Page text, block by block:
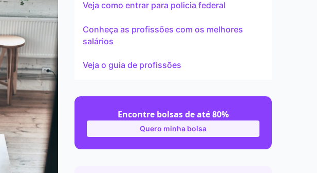
Veja como entrar para policia federal
Conheça as profissões com os melhores
salários
Veja o guia de profissões
Encontre bolsas de até 80%
Quero minha bolsa